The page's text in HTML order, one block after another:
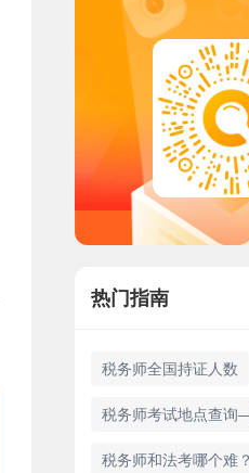
热门指南
税务师全国持证人数